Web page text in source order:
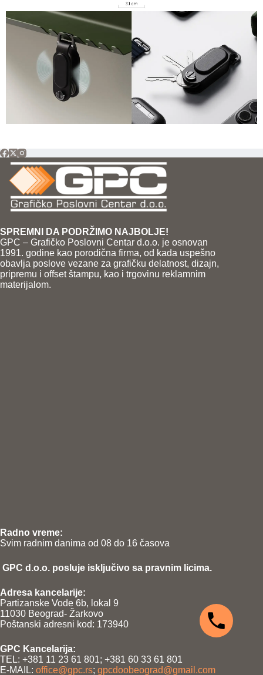
SPREMNI DA PODRŽIMO NAJBOLJE!
GPC – Grafičko Poslovni Centar d.o.o. je osnovan
1991. godine kao porodična firma, od kada uspešno
obavlja poslove vezane za grafičku delatnost, dizajn,
pripremu i offset štampu, kao i trgovinu reklamnim
materijalom.
Radno vreme:
Svim radnim danima od 08 do 16 časova
GPC d.o.o. posluje isključivo sa pravnim licima.
Adresa kancelarije:
Partizanske Vode 6b, lokal 9
11030 Beograd- Žarkovo
Poštanski adresni kod: 173940
GPC Kancelarija:
TEL: +381 11 23 61 801; +381 60 33 61 801
E-MAIL: office@gpc.rs; gpcdoobeograd@gmail.com